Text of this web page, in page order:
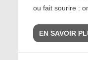
ou fait sourire :
EN SAVOIR